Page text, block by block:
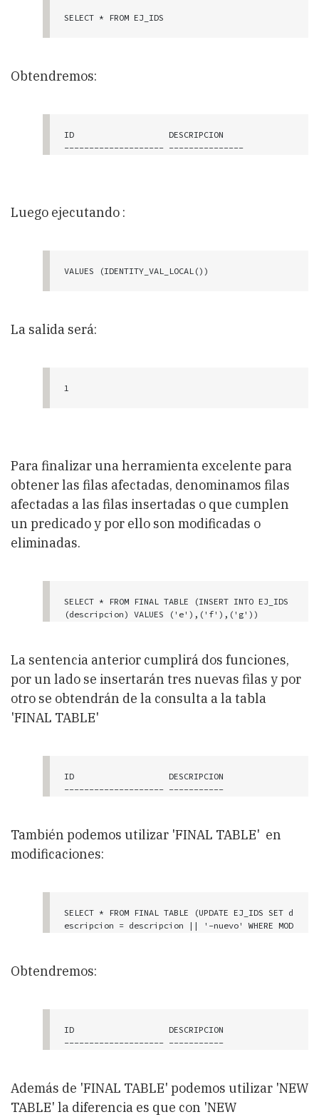
SELECT * FROM EJ_IDS
Obtendremos:
ID                   DESCRIPCION
-------------------- ---------------
Luego ejecutando :
VALUES (IDENTITY_VAL_LOCAL())
La salida será:
1
  1 registro(s) seleccionado(s).
Para finalizar una herramienta excelente para
obtener las filas afectadas, denominamos filas
afectadas a las filas insertadas o que cumplen
un predicado y por ello son modificadas o
eliminadas.
SELECT * FROM FINAL TABLE (INSERT INTO EJ_IDS
(descripcion) VALUES ('e'),('f'),('g'))
La sentencia anterior cumplirá dos funciones,
por un lado se insertarán tres nuevas filas y por
otro se obtendrán de la consulta a la tabla
'FINAL TABLE'
ID                   DESCRIPCION
-------------------- -----------
                   6 g
    3 registro(s) seleccionado(s).
También podemos utilizar 'FINAL TABLE' en
modificaciones:
SELECT * FROM FINAL TABLE (UPDATE EJ_IDS SET d
escripcion = descripcion || '-nuevo' WHERE MOD
Obtendremos:
ID                   DESCRIPCION
-------------------- -----------
                   6 g-nuevo
    3 registro(s) seleccionado(s).
Además de 'FINAL TABLE' podemos utilizar 'NEW
TABLE' la diferencia es que con 'NEW